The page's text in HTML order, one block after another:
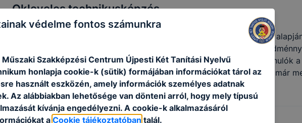
Okleveles technikusképzés
A felsőoktatási intézménnyel közösen kidolgozott szakmai program
szintű szakmai tudást biztosító képzés azoknak a jó tanulmányi
tanulóknak ajánlott, akik tudatosan szeretnék építeni jövőjüket. A tanulók
tanulmányi eredménnyel történt teljesítését követően egyenes úton, már
kreditekkel juthatnak be az adott egyetem szakirányú képzésébe.
védelme fontos számunkra
Szakképzési Centrum Újpesti Két Tanítási Nyelvű
honlapja cookie-k (sütik) formájában információkat tárol az
használt eszközén, amely információk személyes adatnak
Az alábbiakban lehetősége van dönteni arról, hogy mely típusú
kívánja engedélyezni. A cookie-k alkalmazásáról
a Cookie tájékoztatóban talál.